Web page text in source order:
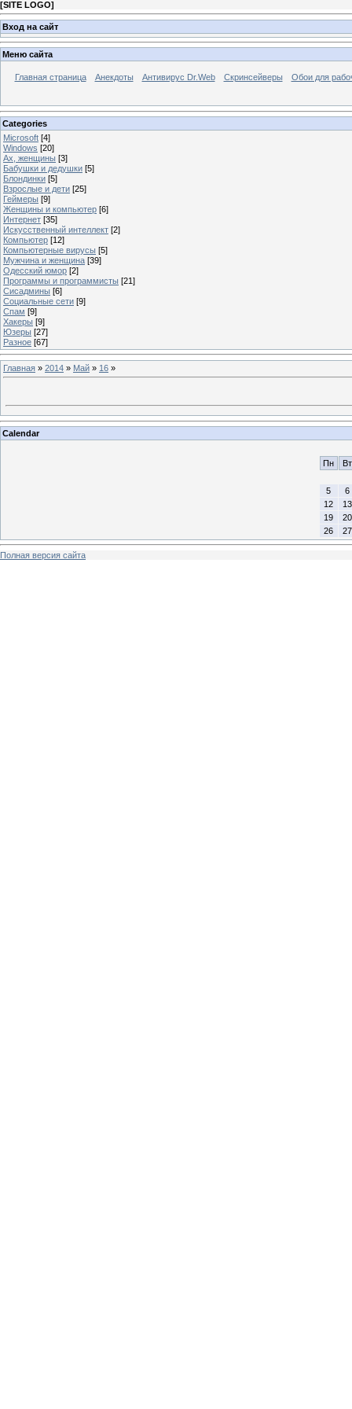
[SITE LOGO]
Вход на сайт
Меню сайта
Главная страница Анекдоты Антивирус Dr.Web Скринсейверы Обои для
Categories
Microsoft [4]
Windows [20]
Ах, женщины [3]
Бабушки и дедушки [5]
Блондинки [5]
Взрослые и дети [25]
Геймеры [9]
Женщины и компьютер [6]
Интернет [35]
Искусственный интеллект [2]
Компьютер [12]
Компьютерные вирусы [5]
Мужчина и женщина [39]
Одесский юмор [2]
Программы и программисты [21]
Сисадмины [6]
Социальные сети [9]
Спам [9]
Хакеры [9]
Юзеры [27]
Разное [67]
Главная » 2014 » Май » 16 »
Calendar
Пн Вт
5
6
12
13
19
20
26
27
Полная версия сайта